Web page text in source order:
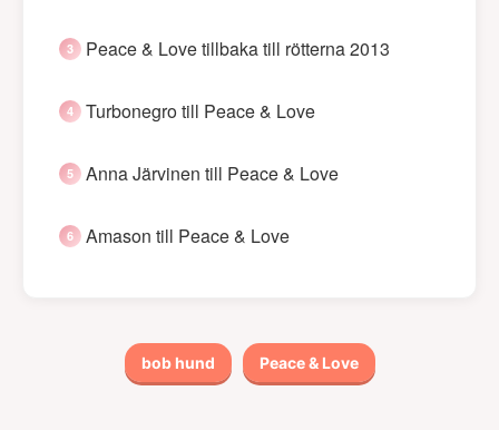
Peace & Love tillbaka till rötterna 2013
Turbonegro till Peace & Love
Anna Järvinen till Peace & Love
Amason till Peace & Love
bob hund Peace & Love